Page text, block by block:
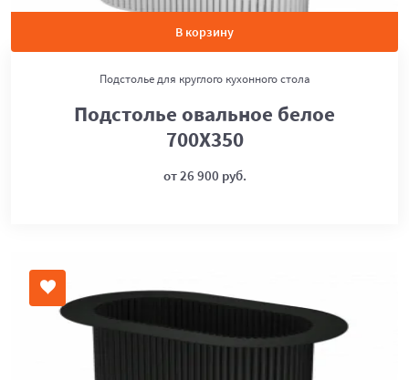
В корзину
Подстолье для круглого кухонного стола
Подстолье овальное белое
700Х350
от 26 900 руб.